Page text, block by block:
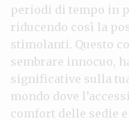
periodi di tempo in
riducendo così la
stimolanti. Questo
sembrare innocuo,
significative sulla
mondo dove
comfort delle sedie